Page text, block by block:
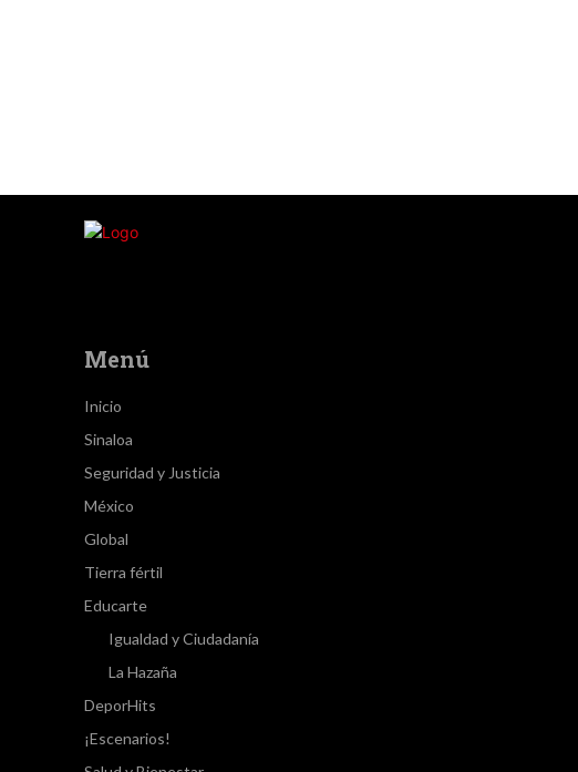
Menú
Inicio
Sinaloa
Seguridad y Justicia
México
Global
Tierra fértil
Educarte
Igualdad y Ciudadanía
La Hazaña
DeporHits
¡Escenarios!